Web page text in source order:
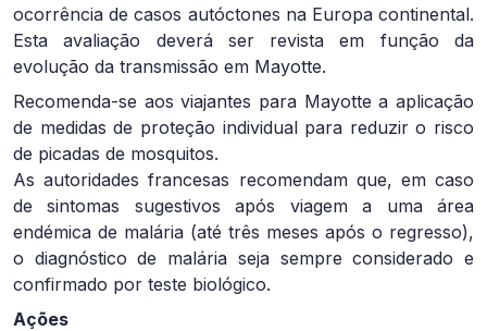
ocorrência de casos autóctones na Europa continental.
Esta avaliação deverá ser revista em função da
evolução da transmissão em Mayotte.
Recomenda-se aos viajantes para Mayotte a aplicação
de medidas de proteção individual para reduzir o risco
de picadas de mosquitos.
As autoridades francesas recomendam que, em caso
de sintomas sugestivos após viagem a uma área
endémica de malária (até três meses após o regresso),
o diagnóstico de malária seja sempre considerado e
confirmado por teste biológico.
Ações